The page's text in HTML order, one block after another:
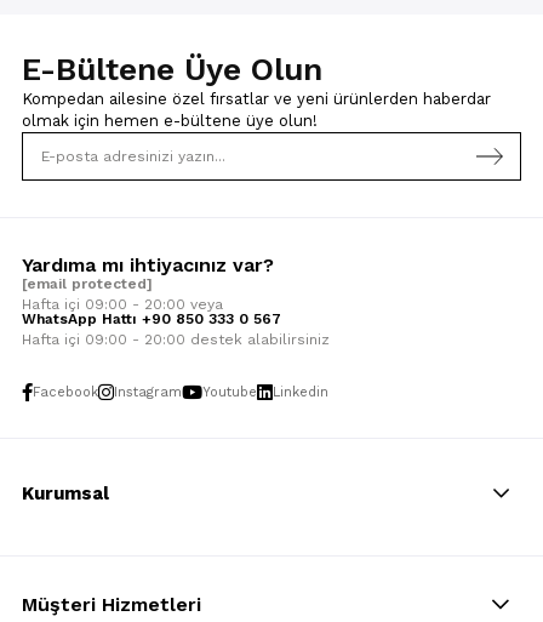
E-Bültene Üye Olun
Kompedan ailesine özel fırsatlar ve yeni ürünlerden haberdar
olmak için hemen e-bültene üye olun!
Yardıma mı ihtiyacınız var?
[email protected]
Hafta içi 09:00 - 20:00 veya
WhatsApp Hattı +90 850 333 0 567
Hafta içi 09:00 - 20:00 destek alabilirsiniz
Facebook Instagram Youtube Linkedin
Kurumsal
Müşteri Hizmetleri